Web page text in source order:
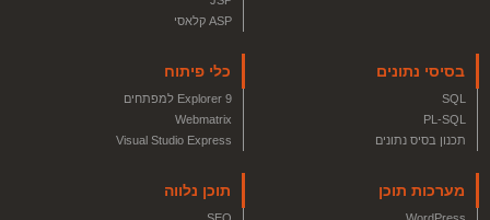
ASP קלאסי
בסיסי נתונים
SQL
PL-SQL
תכנון בסיס נתונים
כלי פיתוח
Explorer 9 למפתחים
Webmatrix
Visual Studio Express
מערכות תוכן תוכן נלווה